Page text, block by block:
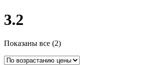
3.2
Показаны все (2)Цены:
возрастанию